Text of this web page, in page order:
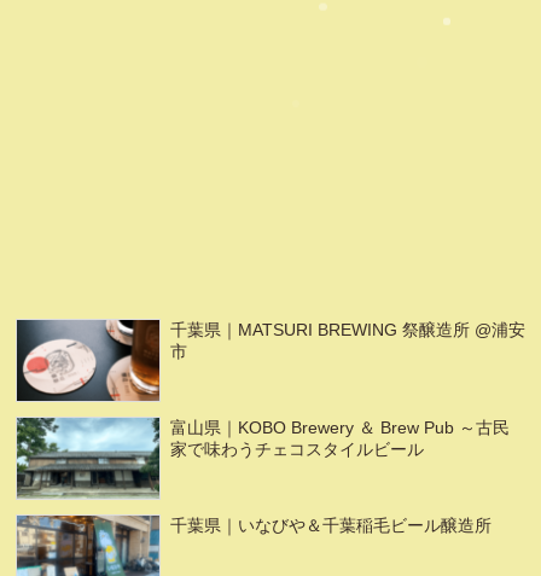
千葉県｜MATSURI BREWING 祭醸造所 @浦安
市
富山県｜KOBO Brewery ＆ Brew Pub ～古民
家で味わうチェコスタイルビール
千葉県｜いなびや＆千葉稲毛ビール醸造所